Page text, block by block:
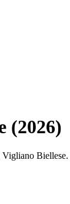
(2026)